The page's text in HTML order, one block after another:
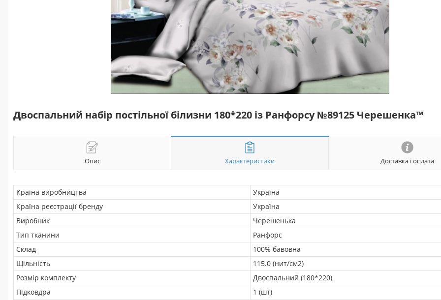
Двоспальний набір постільної білизни 180*220 із Ранфорсу №89125 Черешенка™
Опис Характеристики Доставка і оплата
Країна виробництва
Україна
Країна реєстрації бренду
Україна
Виробник
Черешенька
Тип тканини
Ранфорс
Склад
100% бавовна
Щільність
115.0 (нит/см2)
Розмір комплекту
Двоспальний (180*220)
Підковдра
1 (шт)